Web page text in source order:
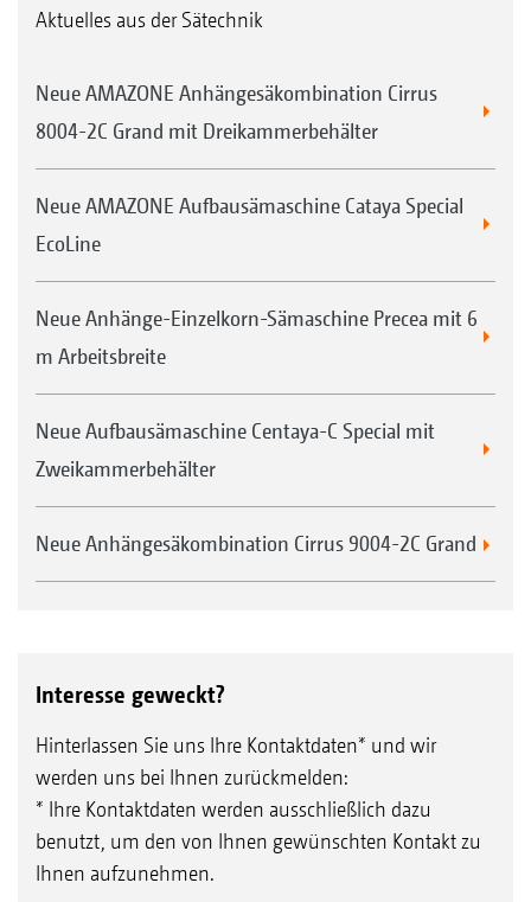
Aktuelles aus der Sätechnik
Neue AMAZONE Anhängesäkombination Cirrus
8004-2C Grand mit Dreikammerbehälter
Neue AMAZONE Aufbausämaschine Cataya Special
EcoLine
Neue Anhänge-Einzelkorn-Sämaschine Precea mit 6
m Arbeitsbreite
Neue Aufbausämaschine Centaya-C Special mit
Zweikammerbehälter
Neue Anhängesäkombination Cirrus 9004-2C Grand
Interesse geweckt?
Hinterlassen Sie uns Ihre Kontaktdaten* und wir
werden uns bei Ihnen zurückmelden:
* Ihre Kontaktdaten werden ausschließlich dazu
benutzt, um den von Ihnen gewünschten Kontakt zu
Ihnen aufzunehmen.